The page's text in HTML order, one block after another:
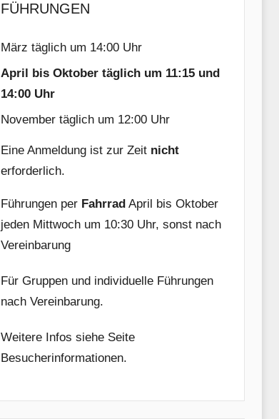
FÜHRUNGEN
März täglich um 14:00 Uhr
April bis Oktober täglich um 11:15 und
14:00 Uhr
November täglich um 12:00 Uhr
Eine Anmeldung ist zur Zeit nicht
erforderlich.
Führungen per FahrradApril bis Oktober
jeden Mittwoch um 10:30 Uhr, sonst nach
Vereinbarung
Für Gruppen und individuelle Führungen
nach Vereinbarung.
Weitere Infos siehe Seite
Besucherinformationen.